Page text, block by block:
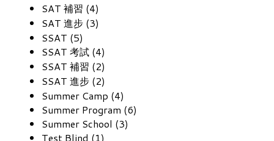
SAT 補習 (4)
SAT 進步 (3)
SSAT (5)
SSAT 考試 (4)
SSAT 補習 (2)
SSAT 進步 (2)
Summer Camp (4)
Summer Program (6)
Summer School (3)
Test Blind (1)